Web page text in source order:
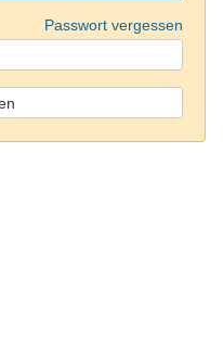
Passwort vergessen